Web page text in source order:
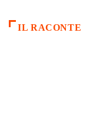
IL RACONTE